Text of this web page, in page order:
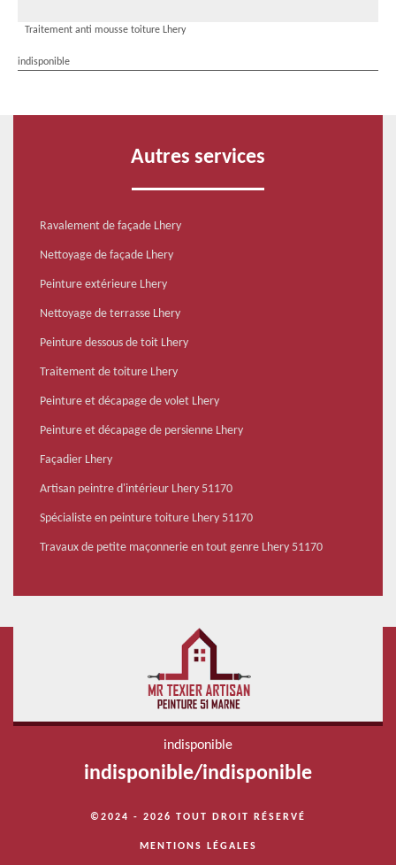
Traitement anti mousse toiture Lhery
indisponible
Autres services
Ravalement de façade Lhery
Nettoyage de façade Lhery
Peinture extérieure Lhery
Nettoyage de terrasse Lhery
Peinture dessous de toit Lhery
Traitement de toiture Lhery
Peinture et décapage de volet Lhery
Peinture et décapage de persienne Lhery
Façadier Lhery
Artisan peintre d'intérieur Lhery 51170
Spécialiste en peinture toiture Lhery 51170
Travaux de petite maçonnerie en tout genre Lhery 51170
indisponible
indisponible/indisponible
©2024 - 2026 TOUT DROIT RÉSERVÉ
MENTIONS LÉGALES